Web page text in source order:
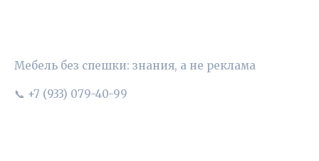
Мебель без спешки: знания, а не реклама
📞 +7 (933) 079-40-99